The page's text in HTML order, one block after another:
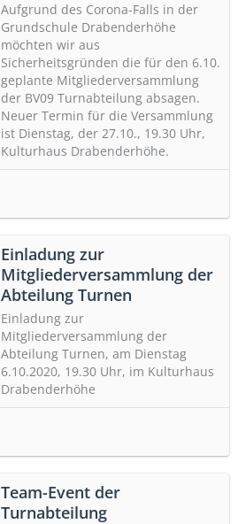
Aufgrund des Corona-Falls in der
Grundschule Drabenderhöhe
möchten wir aus
Sicherheitsgründen die für den 6.10.
geplante Mitgliederversammlung
der BV09 Turnabteilung absagen.
Neuer Termin für die Versammlung
ist Dienstag, der 27.10., 19.30 Uhr,
Kulturhaus Drabenderhöhe.
Einladung zur
Mitgliederversammlung der
Abteilung Turnen
Einladung zur
Mitgliederversammlung der
Abteilung Turnen, am Dienstag
6.10.2020, 19.30 Uhr, im Kulturhaus
Drabenderhöhe
Team-Event der
Turnabteilung